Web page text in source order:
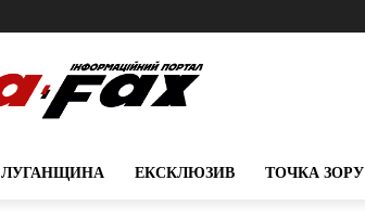
ЛУГАНЩИНА ЕКСКЛЮЗИВ ТОЧКА ЗОРУ